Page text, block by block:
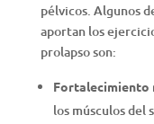
pélvicos. Algunos
aportan los
prolapso son:
Fortalecimiento
los músculos del